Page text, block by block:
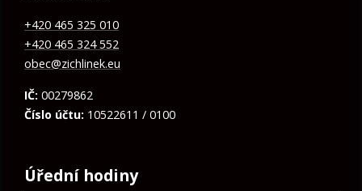
+420 465 325 010
+420 465 324 552
obec@zichlinek.eu
IČ: 00279862
Číslo účtu: 10522611 / 0100
Úřední hodiny